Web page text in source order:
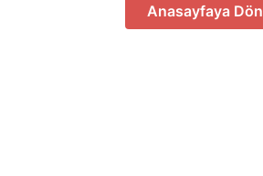
Anasayfaya Dön